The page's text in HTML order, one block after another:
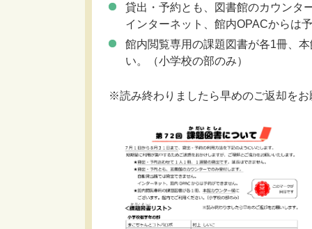
貸出・予約とも、図書館のカウンタ
インターネット、館内OPACからは
館内閲覧専用の課題図書が各1冊、
い。（小学校の部のみ）
※読み終わりましたら早めのご返却をお